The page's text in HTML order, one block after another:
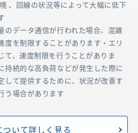
、回線の状況等によって大幅に低下
のデータ通信が行われた場合、混雑
度を制限することがあります・エリ
て、速度制限を行うことがありま
持続的な高負荷などが発生した際に
して提供するために、状況が改善す
う場合があります
ついて詳しく見る